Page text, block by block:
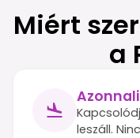
Miért
a
leszáll.